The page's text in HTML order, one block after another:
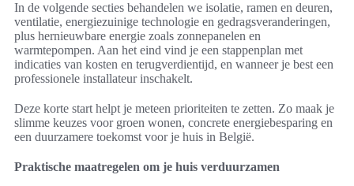
In de volgende secties behandelen we isolatie, ramen en deuren,
ventilatie, energiezuinige technologie en gedragsveranderingen,
plus hernieuwbare energie zoals zonnepanelen en
warmtepompen. Aan het eind vind je een stappenplan met
indicaties van kosten en terugverdientijd, en wanneer je best een
professionele installateur inschakelt.
Deze korte start helpt je meteen prioriteiten te zetten. Zo maak je
slimme keuzes voor groen wonen, concrete energiebesparing en
een duurzamere toekomst voor je huis in België.
Praktische maatregelen om je huis verduurzamen